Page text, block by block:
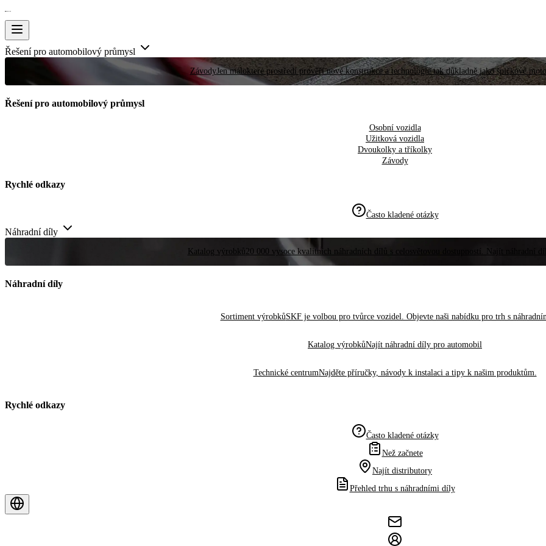
Řešení pro automobilový průmysl
ZávodyJen málokteré prostředí prověří nové konstrukce a technologie tak důkladně jako špičkové
Řešení pro automobilový průmysl
Osobní vozidla
Užitková vozidla
Dvoukolky a tříkolky
Závody
Rychlé odkazy
Často kladené otázky
Náhradní díly
Katalog výrobků20 000 vysoce kvalitních náhradních dílů s celosvětovou dostupností. Najít náhradní
Náhradní díly
Sortiment výrobkůSKF je volbou pro tvůrce vozidel. Objevte naši nabídku pro trh s
Katalog výrobkůNajít náhradní díly pro automobil
Technické centrumNajděte příručky, návody k instalaci a tipy k našim produktům.
Rychlé odkazy
Často kladené otázky
Než začnete
Najít distributory
Přehled trhu s náhradními díly